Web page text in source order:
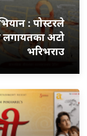
: पोस्टरले
अटो
भरिभराउ